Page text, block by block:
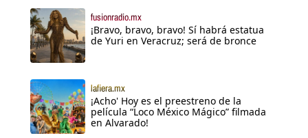
fusionradio.mx
¡Bravo, bravo, bravo! Sí habrá estatua
de Yuri en Veracruz; será de bronce
lafiera.mx
¡Acho' Hoy es el preestreno de la
película “Loco México Mágico” filmada
en Alvarado!